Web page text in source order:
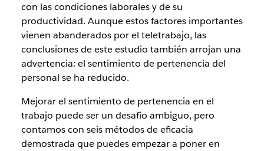
con las condiciones laborales y de su
productividad. Aunque estos factores importantes
vienen abanderados por el teletrabajo, las
conclusiones de este estudio también arrojan una
advertencia: el sentimiento de pertenencia del
personal se ha reducido.
Mejorar el sentimiento de pertenencia en el
trabajo puede ser un desafío ambiguo, pero
contamos con seis métodos de eficacia
demostrada que puedes empezar a poner en